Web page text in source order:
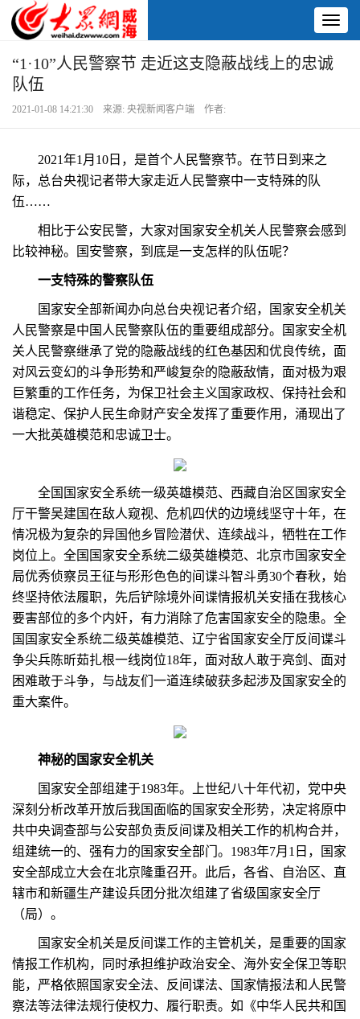
“1·10”人民警察节 走近这支隐蔽战线上的忠诚
队伍
2021-01-08 14:21:30 来源: 央视新闻客户端 作者:
2021年1月10日，是首个人民警察节。在节日到来之
际，总台央视记者带大家走近人民警察中一支特殊的队
伍……
相比于公安民警，大家对国家安全机关人民警察会感到
比较神秘。国安警察，到底是一支怎样的队伍呢？
一支特殊的警察队伍
国家安全部新闻办向总台央视记者介绍，国家安全机关
人民警察是中国人民警察队伍的重要组成部分。国家安全机
关人民警察继承了党的隐蔽战线的红色基因和优良传统，面
对风云变幻的斗争形势和严峻复杂的隐蔽敌情，面对极为艰
巨繁重的工作任务，为保卫社会主义国家政权、保持社会和
谐稳定、保护人民生命财产安全发挥了重要作用，涌现出了
一大批英雄模范和忠诚卫士。
全国国家安全系统一级英雄模范、西藏自治区国家安全
厅干警吴建国在敌人窥视、危机四伏的边境线坚守十年，在
情况极为复杂的异国他乡冒险潜伏、连续战斗，牺牲在工作
岗位上。全国国家安全系统二级英雄模范、北京市国家安全
局优秀侦察员王征与形形色色的间谍斗智斗勇30个春秋，始
终坚持依法履职，先后铲除境外间谍情报机关安插在我核心
要害部位的多个内奸，有力消除了危害国家安全的隐患。全
国国家安全系统二级英雄模范、辽宁省国家安全厅反间谍斗
争尖兵陈昕茹扎根一线岗位18年，面对敌人敢于亮剑、面对
困难敢于斗争，与战友们一道连续破获多起涉及国家安全的
重大案件。
神秘的国家安全机关
国家安全部组建于1983年。上世纪八十年代初，党中央
深刻分析改革开放后我国面临的国家安全形势，决定将原中
共中央调查部与公安部负责反间谍及相关工作的机构合并，
组建统一的、强有力的国家安全部门。1983年7月1日，国家
安全部成立大会在北京隆重召开。此后，各省、自治区、直
辖市和新疆生产建设兵团分批次组建了省级国家安全厅
（局）。
国家安全机关是反间谍工作的主管机关，是重要的国家
情报工作机构，同时承担维护政治安全、海外安全保卫等职
能，严格依照国家安全法、反间谍法、国家情报法和人民警
察法等法律法规行使权力、履行职责。如《中华人民共和国